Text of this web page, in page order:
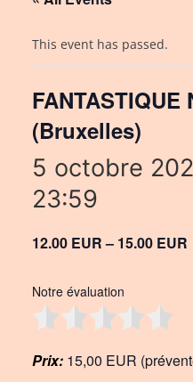
This event has passed.
FANTASTIQUE
(Bruxelles)
5 octobre
23:59
12.00 EUR – 15.00 EUR
Notre évaluation
Prix: 15,00 EUR